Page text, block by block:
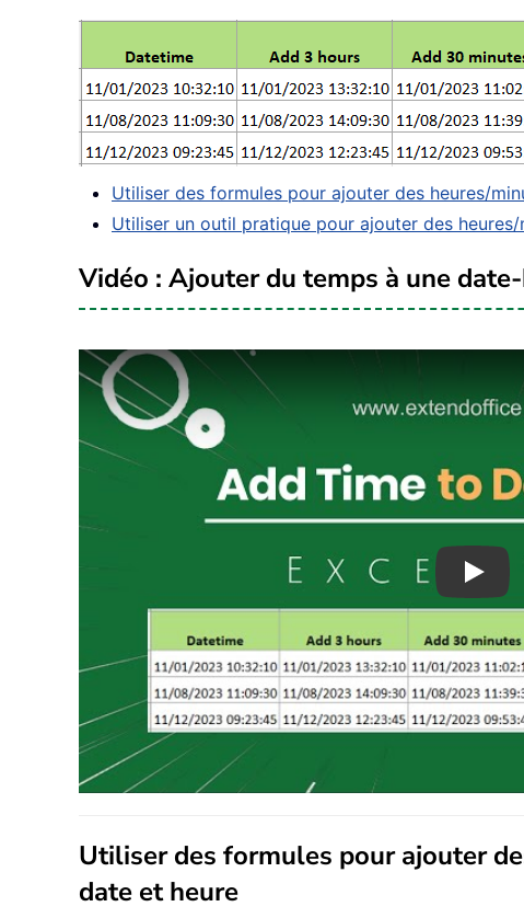
Utiliser des formules pour ajouter des heures/
Utiliser un outil pratique pour ajouter des
Vidéo : Ajouter du temps à une
Play
Utiliser des formules pour ajouter
date et heure